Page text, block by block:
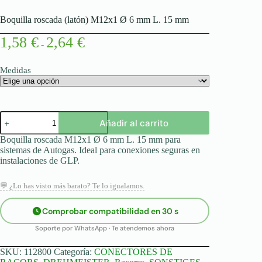
Boquilla roscada (latón) M12x1 Ø 6 mm L. 15 mm
1,58 € - 2,64 €Rango
de
Medidas
Boquilla
roscada
(latón)
M12x1
Ø
6
L.
mm
cantidad
Añadir al carrito
Boquilla roscada M12x1 Ø 6 mm L. 15 mm para
sistemas de Autogas. Ideal para conexiones seguras en
instalaciones de GLP.
💬 ¿Lo has visto más barato? Te lo igualamos.
Comprobar compatibilidad en 30 s
Soporte por WhatsApp · Te atendemos ahora
SKU: 112800 Categoría: CONECTORES DE